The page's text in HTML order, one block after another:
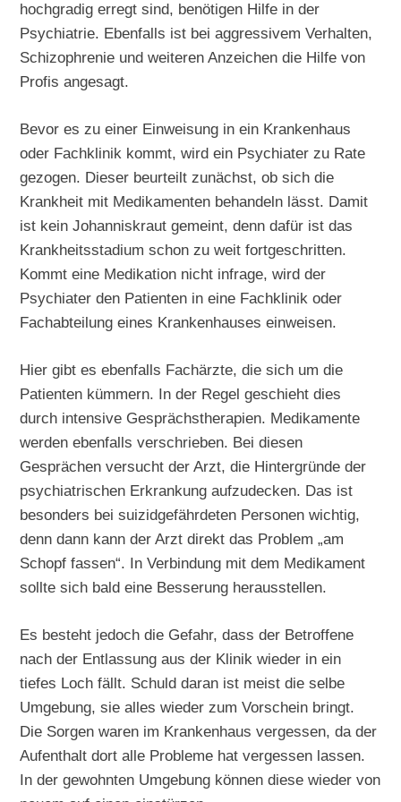
hochgradig erregt sind, benötigen Hilfe in der
Psychiatrie. Ebenfalls ist bei aggressivem Verhalten,
Schizophrenie und weiteren Anzeichen die Hilfe von
Profis angesagt.
Bevor es zu einer Einweisung in ein Krankenhaus
oder Fachklinik kommt, wird ein Psychiater zu Rate
gezogen. Dieser beurteilt zunächst, ob sich die
Krankheit mit Medikamenten behandeln lässt. Damit
ist kein Johanniskraut gemeint, denn dafür ist das
Krankheitsstadium schon zu weit fortgeschritten.
Kommt eine Medikation nicht infrage, wird der
Psychiater den Patienten in eine Fachklinik oder
Fachabteilung eines Krankenhauses einweisen.
Hier gibt es ebenfalls Fachärzte, die sich um die
Patienten kümmern. In der Regel geschieht dies
durch intensive Gesprächstherapien. Medikamente
werden ebenfalls verschrieben. Bei diesen
Gesprächen versucht der Arzt, die Hintergründe der
psychiatrischen Erkrankung aufzudecken. Das ist
besonders bei suizidgefährdeten Personen wichtig,
denn dann kann der Arzt direkt das Problem „am
Schopf fassen“. In Verbindung mit dem Medikament
sollte sich bald eine Besserung herausstellen.
Es besteht jedoch die Gefahr, dass der Betroffene
nach der Entlassung aus der Klinik wieder in ein
tiefes Loch fällt. Schuld daran ist meist die selbe
Umgebung, sie alles wieder zum Vorschein bringt.
Die Sorgen waren im Krankenhaus vergessen, da der
Aufenthalt dort alle Probleme hat vergessen lassen.
In der gewohnten Umgebung können diese wieder von